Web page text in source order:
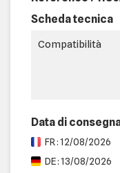
Scheda tecnica
Compatibilità
Data di
FR : 12/08/2026
DE : 13/08/2026